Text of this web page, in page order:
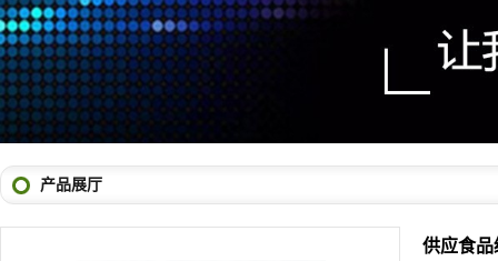
产品展厅
供应食
品牌：法国